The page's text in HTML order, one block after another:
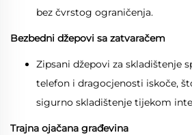
bez čvrstog ograničenja.
Bezbedni džepovi sa zatvaračem
Zipsani džepovi za skladištenje
telefon i dragocjenosti iskoče,
sigurno skladištenje tijekom
Trajna ojačana građevina